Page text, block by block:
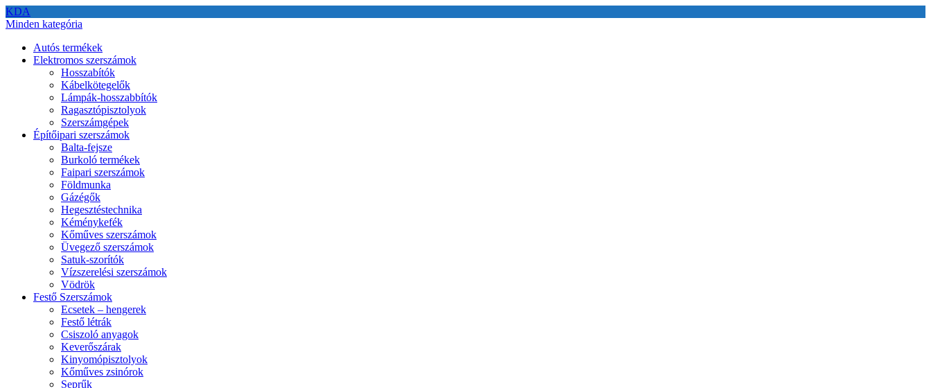
KDA
Minden kategória
Autós termékek
Elektromos szerszámok
Hosszabítók
Kábelkötegelők
Lámpák-hosszabbítók
Ragasztópisztolyok
Szerszámgépek
Építőipari szerszámok
Balta-fejsze
Burkoló termékek
Faipari szerszámok
Földmunka
Gázégők
Hegesztéstechnika
Kéménykefék
Kőműves szerszámok
Üvegező szerszámok
Satuk-szorítók
Vízszerelési szerszámok
Vödrök
Festő Szerszámok
Ecsetek – hengerek
Festő létrák
Csiszoló anyagok
Keverőszárak
Kinyomópisztolyok
Kőműves zsinórok
Seprűk